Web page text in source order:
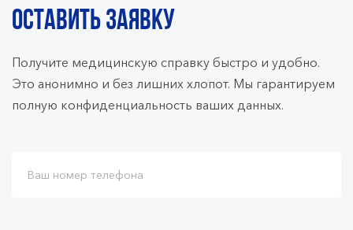
ОСТАВИТЬ ЗАЯВКУ
Получите медицинскую справку быстро и удобно.
Это анонимно и без лишних хлопот. Мы гарантируем
полную конфиденциальность ваших данных.